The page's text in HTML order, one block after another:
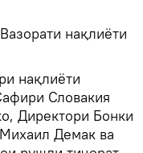
нақлиёти
нақлиёти
Словакия
Директори Бонки
Демак ва